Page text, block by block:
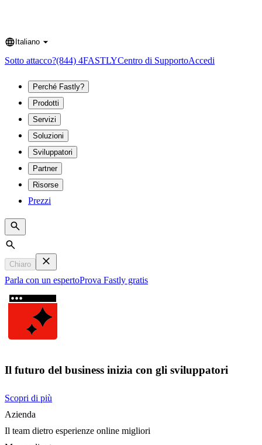
Language
Italiano
Sotto attacco?(844) 4FASTLYCentro di SupportoAccedi
Perché Fastly?
Prodotti
Servizi
Soluzioni
Sviluppatori
Partner
Risorse
Prezzi
Search
Chiaro
Parla con un espertoProva Fastly gratis
Il futuro del business inizia con gli sviluppatori
Scopri di più
Azienda
Il team dietro esperienze online migliori